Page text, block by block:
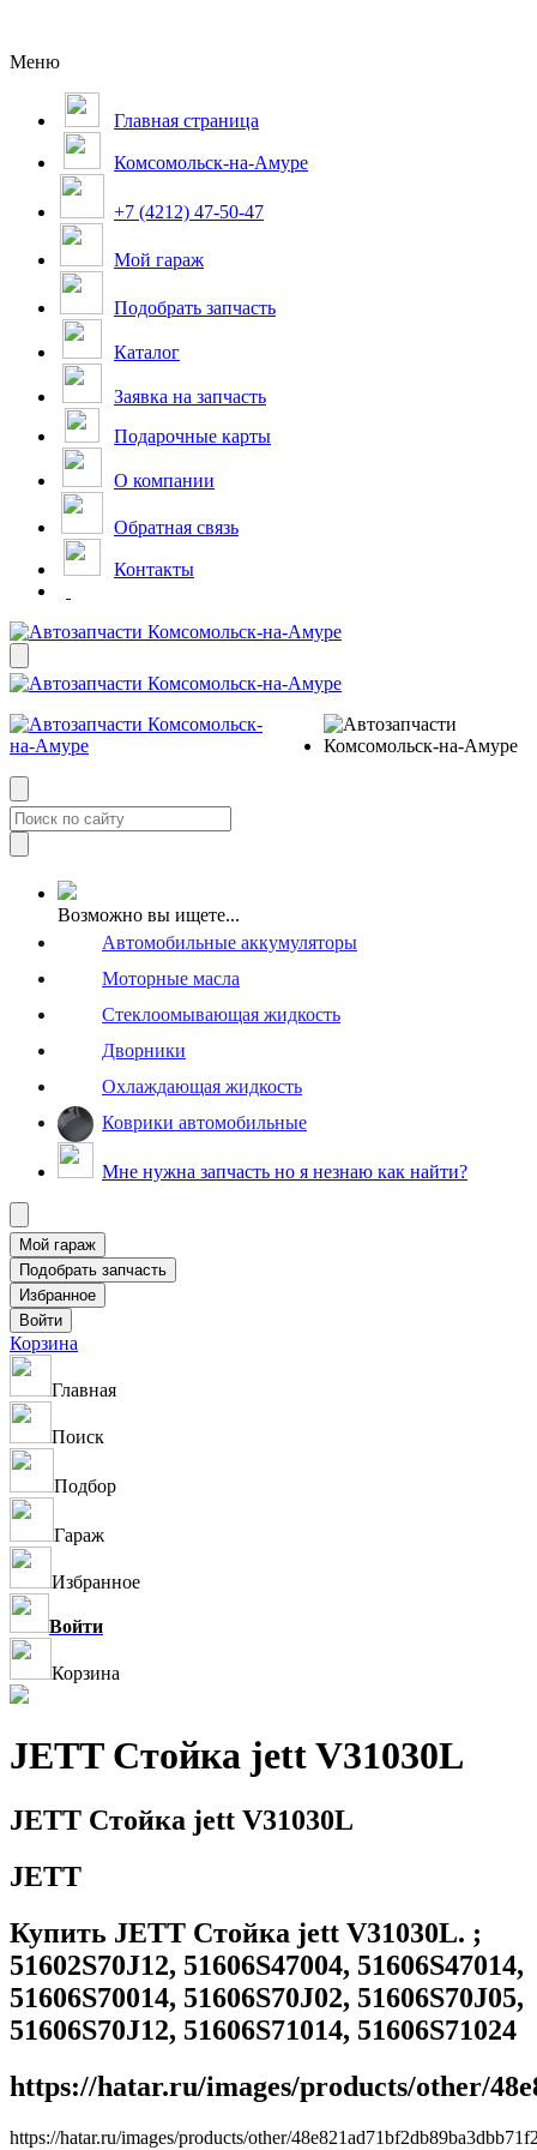
Меню
Главная страница
Комсомольск-на-Амуре
+7 (4212) 47-50-47
Мой гараж
Подобрать запчасть
Каталог
Заявка на запчасть
Подарочные карты
О компании
Обратная связь
Контакты
Возможно вы ищете...
Автомобильные аккумуляторы
Моторные масла
Стеклоомывающая жидкость
Дворники
Охлаждающая жидкость
Коврики автомобильные
Мне нужна запчасть но я незнаю как найти?
Корзина
Главная
Поиск
Подбор
Гараж
Избранное
Войти
Корзина
JETT Стойка jett V31030L
JETT Стойка jett V31030L
JETT
Купить JETT Стойка jett V31030L. ;
51602S70J12, 51606S47004, 51606S47014,
51606S70014, 51606S70J02, 51606S70J05,
51606S70J12, 51606S71014, 51606S71024
https://hatar.ru/images/products/other/
https://hatar.ru/images/products/other/